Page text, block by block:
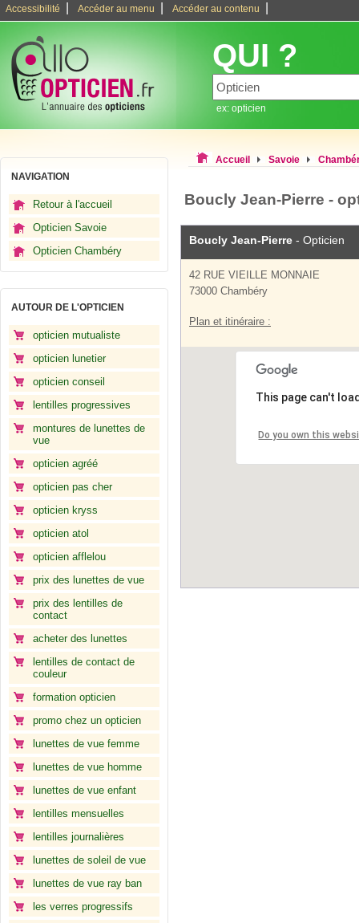
Accessibilité Accéder au menu Accéder au contenu
QUI ?
ex: opticien
NAVIGATION
Retour à l'accueil
Opticien Savoie
Opticien Chambéry
AUTOUR DE L'OPTICIEN
opticien mutualiste
opticien lunetier
opticien conseil
lentilles progressives
montures de lunettes de
vue
opticien agréé
opticien pas cher
opticien kryss
opticien atol
opticien afflelou
prix des lunettes de vue
prix des lentilles de
contact
acheter des lunettes
lentilles de contact de
couleur
formation opticien
promo chez un opticien
lunettes de vue femme
lunettes de vue homme
lunettes de vue enfant
lentilles mensuelles
lentilles journalières
lunettes de soleil de vue
lunettes de vue ray ban
les verres progressifs
Accueil Savoie
Boucly Jean-Pierre -
Boucly Jean-Pierre - Opticien
42 RUE VIEILLE MONNAIE
73000 Chambéry
Plan et itinéraire :
This page can't
Do you own this